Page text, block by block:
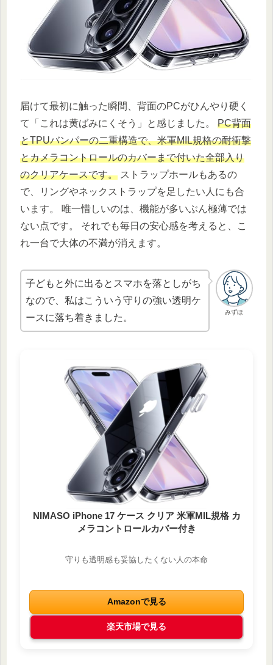
届けて最初に触った瞬間、背面のPCがひんやり硬く
て「これは黄ばみにくそう」と感じました。 PC背面
とTPUバンパーの二重構造で、米軍MIL規格の耐衝撃
とカメラコントロールのカバーまで付いた全部入り
のクリアケースです。 ストラップホールもあるの
で、リングやネックストラップを足したい人にも合
います。 唯一惜しいのは、機能が多いぶん極薄では
ない点です。 それでも毎日の安心感を考えると、こ
れ一台で大体の不満が消えます。
みずほ
子どもと外に出るとスマホを落としがち
なので、私はこういう守りの強い透明ケ
ースに落ち着きました。
NIMASO iPhone 17 ケース クリア 米軍MIL規格 カ
メラコントロールカバー付き
守りも透明感も妥協したくない人の本命
Amazonで見る
楽天市場で見る